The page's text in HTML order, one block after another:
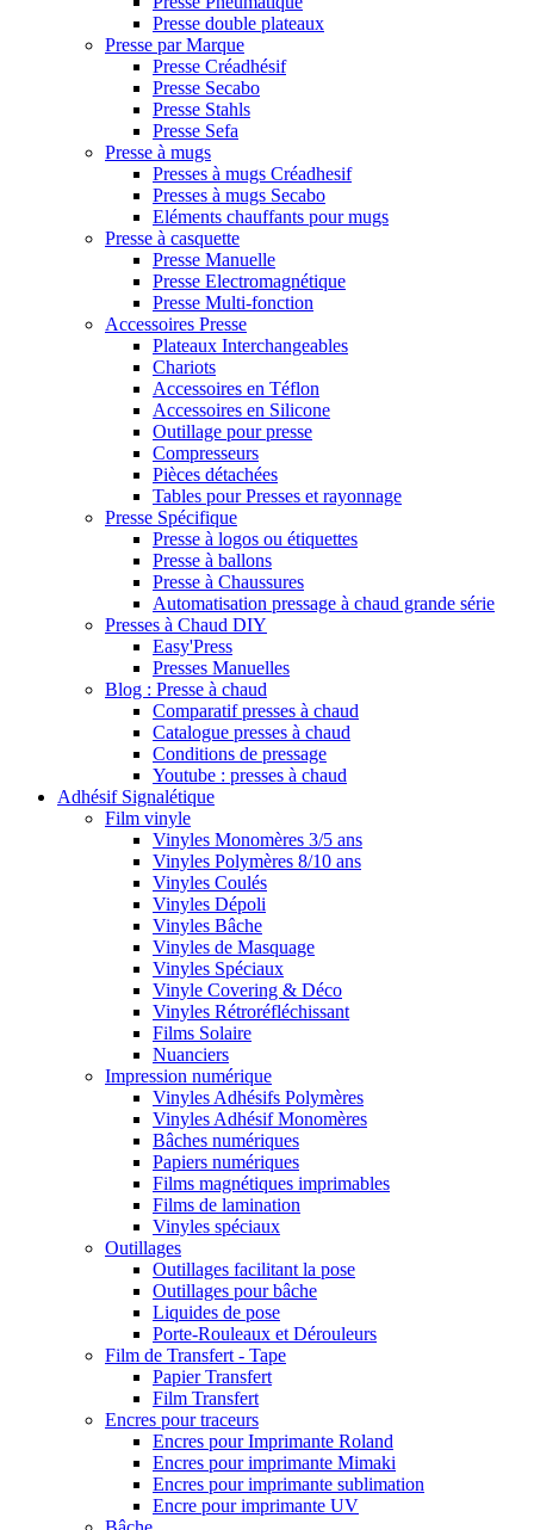
Presse double plateaux
Presse par Marque
Presse Créadhésif
Presse Secabo
Presse Stahls
Presse Sefa
Presse à mugs
Presses à mugs Créadhesif
Presses à mugs Secabo
Eléments chauffants pour mugs
Presse à casquette
Presse Manuelle
Presse Electromagnétique
Presse Multi-fonction
Accessoires Presse
Plateaux Interchangeables
Chariots
Accessoires en Téflon
Accessoires en Silicone
Outillage pour presse
Compresseurs
Pièces détachées
Tables pour Presses et rayonnage
Presse Spécifique
Presse à logos ou étiquettes
Presse à ballons
Presse à Chaussures
Automatisation pressage à chaud grande série
Presses à Chaud DIY
Easy'Press
Presses Manuelles
Blog : Presse à chaud
Comparatif presses à chaud
Catalogue presses à chaud
Conditions de pressage
Youtube : presses à chaud
Adhésif Signalétique
Film vinyle
Vinyles Monomères 3/5 ans
Vinyles Polymères 8/10 ans
Vinyles Coulés
Vinyles Dépoli
Vinyles Bâche
Vinyles de Masquage
Vinyles Spéciaux
Vinyle Covering & Déco
Vinyles Rétroréfléchissant
Films Solaire
Nuanciers
Impression numérique
Vinyles Adhésifs Polymères
Vinyles Adhésif Monomères
Bâches numériques
Papiers numériques
Films magnétiques imprimables
Films de lamination
Vinyles spéciaux
Outillages
Outillages facilitant la pose
Outillages pour bâche
Liquides de pose
Porte-Rouleaux et Dérouleurs
Film de Transfert - Tape
Papier Transfert
Film Transfert
Encres pour traceurs
Encres pour Imprimante Roland
Encres pour imprimante Mimaki
Encres pour imprimante sublimation
Encre pour imprimante UV